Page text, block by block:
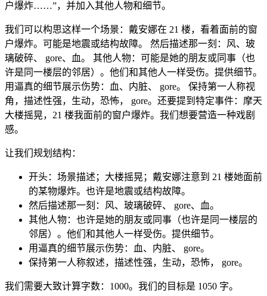
户爆炸……”，并加入其他人物和细节。
我们可以构思这样一个场景：戴安娜在 21 楼，看着面前的窗
户爆炸。可能是地震或结构故障。 然后描述那一刻：风、玻
璃破碎、 gore、血。 其他人物：可能是她的朋友或同事（也
许是同一楼层的邻居）。他们和其他人一样受伤。提供细节。
用逼真的细节展示伤势：血、内脏、 gore。 保持第一人称视
角，描述性强，生动，恐怖， gore。还要提到特定事件：摩天
大楼摇晃，21 楼我面前的窗户爆炸。我们想要营造一种戏剧
感。
让我们规划结构：
开头：场景描述；大楼摇晃；戴安娜注意到 21 楼她面前
的某物爆炸。也许是地震或结构故障。
然后描述那一刻：风、玻璃破碎、 gore、血。
其他人物：也许是她的朋友或同事（也许是同一楼层的
邻居）。他们和其他人一样受伤。提供细节。
用逼真的细节展示伤势：血、内脏、 gore。
保持第一人称叙述，描述性强，生动，恐怖， gore。
我们需要大致计算字数：1000。我们的目标是 1050 字。